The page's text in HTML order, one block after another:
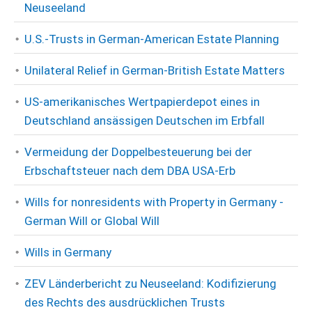
Neuseeland
U.S.-Trusts in German-American Estate Planning
Unilateral Relief in German-British Estate Matters
US-amerikanisches Wertpapierdepot eines in
Deutschland ansässigen Deutschen im Erbfall
Vermeidung der Doppelbesteuerung bei der
Erbschaftsteuer nach dem DBA USA-Erb
Wills for nonresidents with Property in Germany -
German Will or Global Will
Wills in Germany
ZEV Länderbericht zu Neuseeland: Kodifizierung
des Rechts des ausdrücklichen Trusts